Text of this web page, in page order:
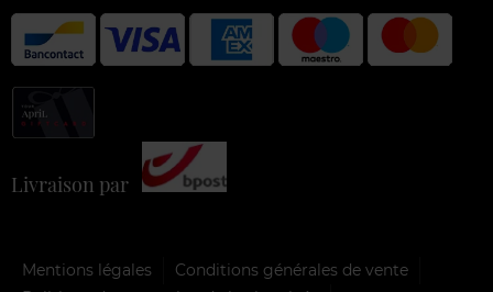
Livraison par
Mentions légales
Conditions générales de vente